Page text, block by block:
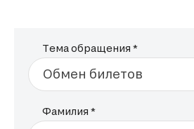
Тема обращения *
Фамилия *